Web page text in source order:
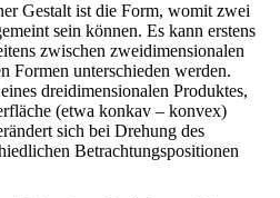
Gestalt ist die Form, womit zwei
sein können. Es kann erstens
zwischen zweidimensionalen
Formen unterschieden werden.
dreidimensionalen Produktes,
(etwa konkav – konvex)
sich bei Drehung des
Betrachtungspositionen